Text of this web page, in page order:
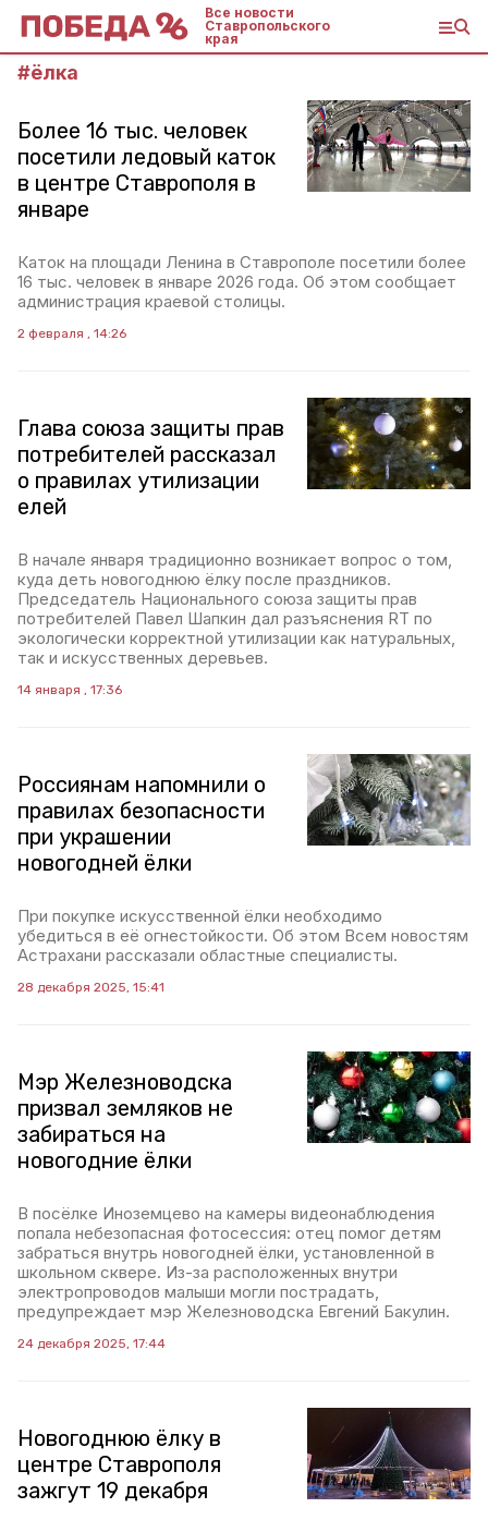
Все новости
Ставропольского
края
#ёлка
Более 16 тыс. человек
посетили ледовый каток
в центре Ставрополя в
январе
Каток на площади Ленина в Ставрополе посетили более
16 тыс. человек в январе 2026 года. Об этом сообщает
администрация краевой столицы.
2 февраля , 14:26
Глава союза защиты прав
потребителей рассказал
о правилах утилизации
елей
В начале января традиционно возникает вопрос о том,
куда деть новогоднюю ёлку после праздников.
Председатель Национального союза защиты прав
потребителей Павел Шапкин дал разъяснения RT по
экологически корректной утилизации как натуральных,
так и искусственных деревьев.
14 января , 17:36
Россиянам напомнили о
правилах безопасности
при украшении
новогодней ёлки
При покупке искусственной ёлки необходимо
убедиться в её огнестойкости. Об этом Всем новостям
Астрахани рассказали областные специалисты.
28 декабря 2025, 15:41
Мэр Железноводска
призвал земляков не
забираться на
новогодние ёлки
В посёлке Иноземцево на камеры видеонаблюдения
попала небезопасная фотосессия: отец помог детям
забраться внутрь новогодней ёлки, установленной в
школьном сквере. Из-за расположенных внутри
электропроводов малыши могли пострадать,
предупреждает мэр Железноводска Евгений Бакулин.
24 декабря 2025, 17:44
Новогоднюю ёлку в
центре Ставрополя
зажгут 19 декабря